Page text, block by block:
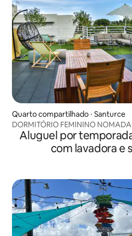
Quarto compartilhado ⋅ Santurce
DORMITÓRIO FEMININO
COMPARTILHADO E BANHEIRO
Aluguel por
com lavadora e